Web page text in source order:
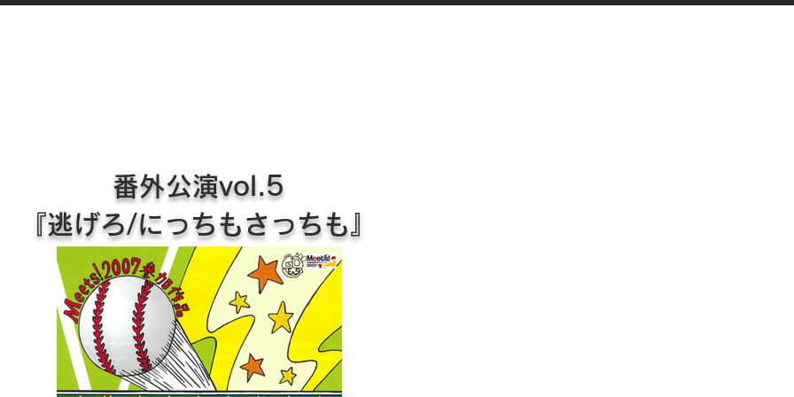
番外公演vol.5
『逃げろ/にっちもさっちも』